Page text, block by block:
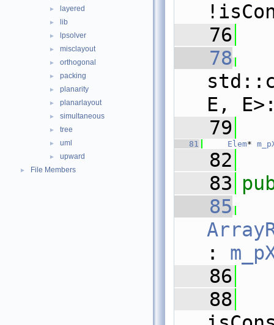
► layered
► lib
► lpsolver
► misclayout
► orthogonal
► packing
► planarity
► planarlayout
► simultaneous
► tree
► uml
► upward
► File Members
   76
   78
E,
   79
   81
Elem*
   82
   83
   85
:
   86
   88